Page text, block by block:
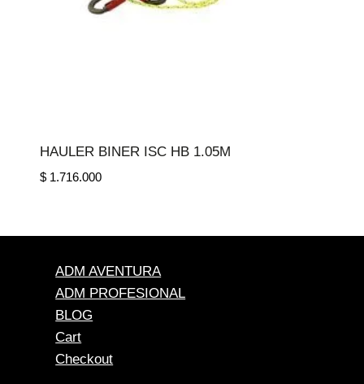
HAULER BINER ISC HB 1.05M
$1.716.000
ADM AVENTURA
ADM PROFESIONAL
BLOG
Cart
Checkout